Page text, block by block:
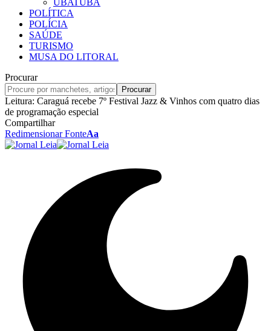
UBATUBA
POLÍTICA
POLÍCIA
SAÚDE
TURISMO
MUSA DO LITORAL
Procurar
Leitura: Caraguá recebe 7º Festival Jazz & Vinhos com quatro dias
de programação especial
Compartilhar
Redimensionar FonteAa